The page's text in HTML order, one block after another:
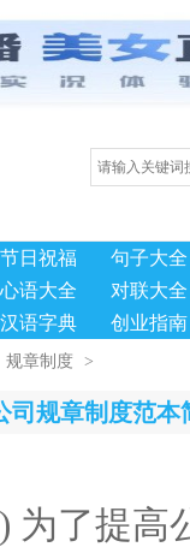
节日祝福
句子大全
心语大全
对联大全
汉语字典 创业指南
规章制度 >
司规章制度范本
为了提